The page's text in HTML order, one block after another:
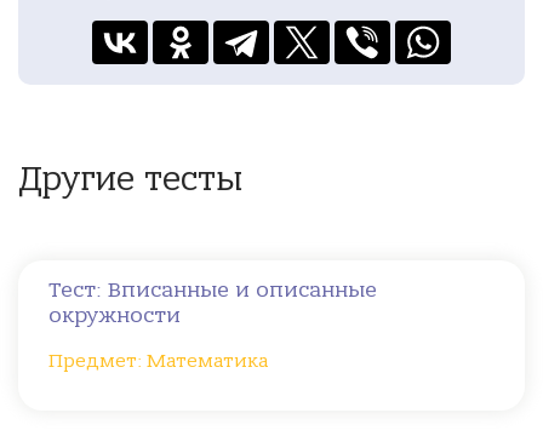
Другие тесты
Тест: Вписанные и описанные
окружности
Предмет: Математика